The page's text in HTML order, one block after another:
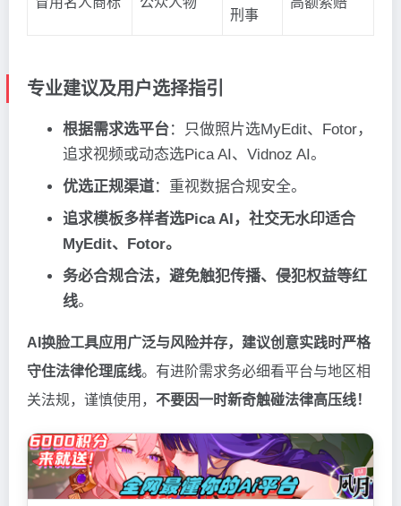
刑事
专业建议及用户选择指引
根据需求选平台：只做照片选MyEdit、Fotor，
追求视频或动态选Pica AI、Vidnoz AI。
优选正规渠道：重视数据合规安全。
追求模板多样者选Pica AI，社交无水印适合
MyEdit、Fotor。
务必合规合法，避免触犯传播、侵犯权益等红
线。
AI换脸工具应用广泛与风险并存，建议创意实践时严格
守住法律伦理底线。有进阶需求务必细看平台与地区相
关法规，谨慎使用， 不要因一时新奇触碰法律高压线！